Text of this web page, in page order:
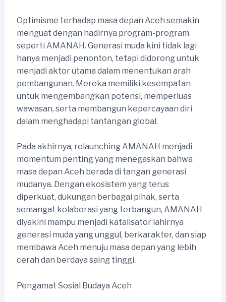
Optimisme terhadap masa depan Aceh semakin
menguat dengan hadirnya program-program
seperti AMANAH. Generasi muda kini tidak lagi
hanya menjadi penonton, tetapi didorong untuk
menjadi aktor utama dalam menentukan arah
pembangunan. Mereka memiliki kesempatan
untuk mengembangkan potensi, memperluas
wawasan, serta membangun kepercayaan diri
dalam menghadapi tantangan global.
Pada akhirnya, relaunching AMANAH menjadi
momentum penting yang menegaskan bahwa
masa depan Aceh berada di tangan generasi
mudanya. Dengan ekosistem yang terus
diperkuat, dukungan berbagai pihak, serta
semangat kolaborasi yang terbangun, AMANAH
diyakini mampu menjadi katalisator lahirnya
generasi muda yang unggul, berkarakter, dan siap
membawa Aceh menuju masa depan yang lebih
cerah dan berdaya saing tinggi.
Pengamat Sosial Budaya Aceh